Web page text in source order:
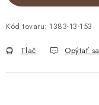
Kód tovaru: 1383-13-153
Tlač Opýtať sa